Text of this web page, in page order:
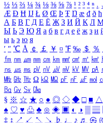
½ ⅓ ⅔ ¼ ¾ ⅛ ⅜ ⅝ ⅞ ¹ ² ³ ⁴ ⁿ ₁ ₂
Æ Ð Ħ Ĳ Ł Ø Œ Þ Ŧ Ŋ æ đ ð ħ
А Б В Г Д Е Ё Ж З И Й К Л
Ы Ь Э Ю Я а б в г д е ё ж з и
ы ь э ю я
′ ″ ℃ Å ￠ ￡ ￥ ¤ ℉ ‰ ＄ ％
㎙ ㎚ ㎛ ㎜ ㎝ ㎞ ㎟ ㎠ ㎡ ㎢
㎱ ㎲ ㎳ ㎴ ㎵ ㎶ ㎷ ㎸ ㎹ ㎀
㎒ ㎓ ㎔ Ω ㏀ ㏁ ㎊ ㎋ ㎌ ㏖
㏃ ㏉ ㏜ ㏆
§ ※ ☆ ★ ○ ● ◎ ◇ ◆ □ ■ △
♠ ♡ ♥ ♧ ♣ ⊙ ◈ ▣ ◐ ◑ ▒ ▤
‡ ↕ ↗ ↙ ↖ ↘ ♭ ♩ ♪ ♬ ㉿